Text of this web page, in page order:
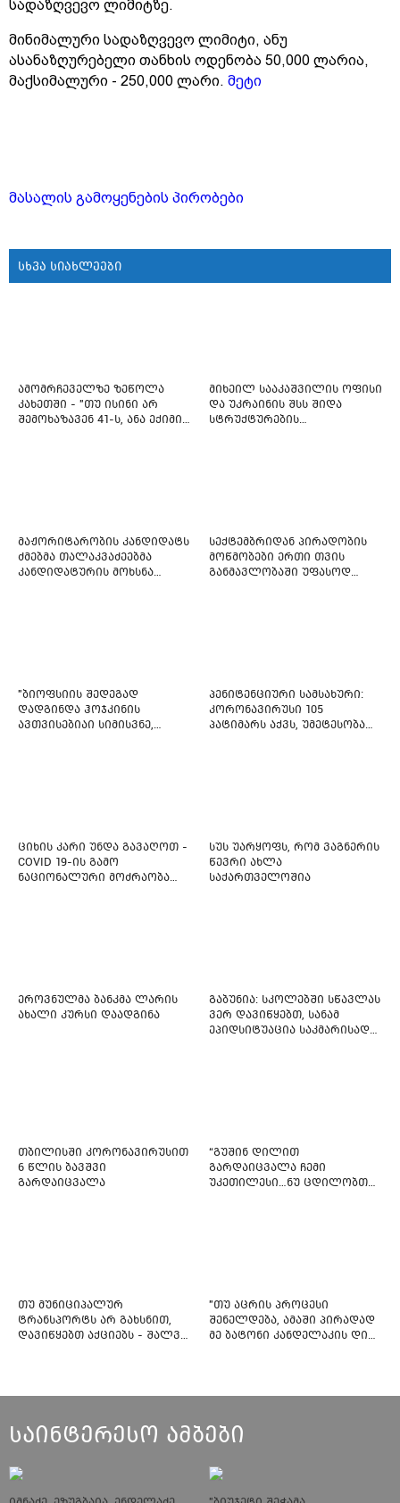
სადაზღვევო ლიმიტზე.
მინიმალური სადაზღვევო ლიმიტი, ანუ
ასანაზღურებელი თანხის ოდენობა 50,000 ლარია,
მაქსიმალური - 250,000 ლარი. მეტი
მასალის გამოყენების პირობები
სხვა სიახლეები
ამომრჩეველზე ზეწოლა
კახეთში - "თუ ისინი არ
შემოხაზავენ 41-ს, ანა ექიმის
მიხეილ სააკაშვილის ოფისი
და უკრაინის შსს შიდა
სტრუქტურების
მაჟორიტარობის კანდიდატს
ძმებმა თალაკვაძეებმა
კანდიდატურის მოხსნა
სექტემბრიდან პირადობის
მოწმობები ერთი თვის
განმავლობაში უფასოდ
"ბიოფსიის შედეგად
დადგინდა ჰოჯკინის
ავთვისებიაი სიმისვნე,
პენიტენციური სამსახური:
კორონავირუსი 105
პატიმარს აქვს, უმეტესობა
ციხის კარი უნდა გავაღოთ -
COVID 19-ის გამო
ნაციონალური მოძრაობა
სუს უარყოფს, რომ ვაგნერის
წევრი ახლა
საქართველოშია
ეროვნულმა ბანკმა ლარის
ახალი კურსი დაადგინა
გაბუნია: სკოლებში სწავლას
ვერ დავიწყებთ, სანამ
ეპიდსიტუაცია საკმარისად
თბილისში კორონავირუსით
6 წლის ბავშვი
გარდაიცვალა
“გუშინ დილით
გარდაიცვალა ჩემი
უკეთილესი…ნუ ცდილობთ
თუ მუნიციპალურ
ტრანსპორტს არ გახსნით,
დავიწყებთ აქციებს - შალვა
"თუ აცრის პროცესი
შენელდება, ამაში პირადად
მე ბატონი კანდელაკის დიდ
საინტერესო ამბები